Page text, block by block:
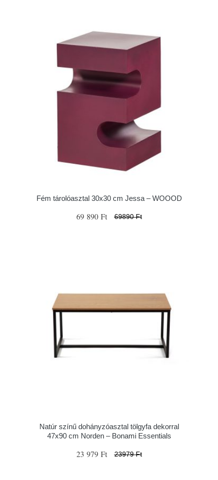
Fém tárolóasztal 30x30 cm Jessa – WOOOD
69 890 Ft 69890 Ft
Natúr színű dohányzóasztal tölgyfa dekorral
47x90 cm Norden – Bonami Essentials
23 979 Ft 23979 Ft